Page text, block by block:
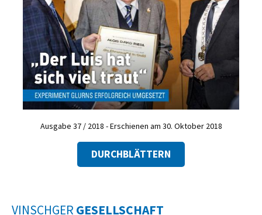
Ausgabe 37 / 2018 - Erschienen am 30. Oktober 2018
DURCHBLÄTTERN
VINSCHGER GESELLSCHAFT